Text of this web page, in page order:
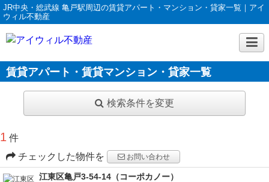
JR中央・総武線 亀戸駅周辺の賃貸アパート・マンション・貸家一覧｜アイ
ウィル不動産
賃貸アパート・賃貸マンション・貸家一覧
検索条件を変更
1 件
チェックした物件を
お問い合わせ
江東区亀戸3-54-14（コーポカノー）